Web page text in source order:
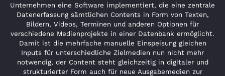
Unternehmen eine Software implementiert, die eine zentrale
Datenerfassung sämtlichen Contents in Form von Texten,
Bildern, Videos, Terminen und anderen Optionen für
verschiedene Medienprojekte in einer Datenbank ermöglicht.
Damit ist die mehrfache manuelle Einspeisung gleichen
Inputs für unterschiedliche Zielmedien nun nicht mehr
notwendig, der Content steht gleichzeitig in digitaler und
strukturierter Form auch für neue Ausgabemedien zur